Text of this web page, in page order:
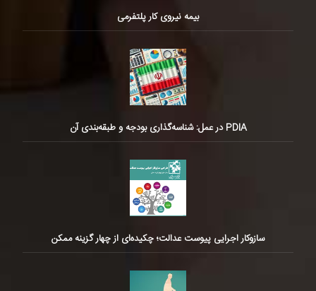
بیمه نیروی کار پلتفرمی
PDIA در عمل: شناسه‌گذاری بودجه و طبقه‌بندی آن
سازوکار اجرایی پیوست عدالت؛ چکیده‌ای از چهار گزینه ممکن